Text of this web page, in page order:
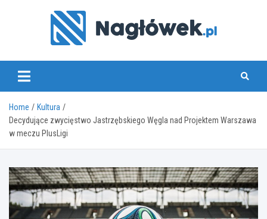
www.naglowek.pl
Home
Kultura
Decydujące zwycięstwo Jastrzębskiego Węgla nad Projektem Warszawa
w meczu PlusLigi